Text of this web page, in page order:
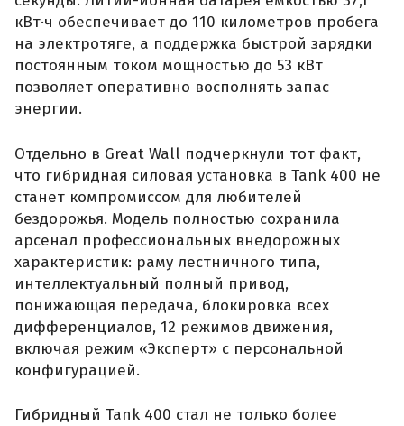
кВт·ч обеспечивает до 110 километров пробега
на электротяге, а поддержка быстрой зарядки
постоянным током мощностью до 53 кВт
позволяет оперативно восполнять запас
энергии.
Отдельно в Great Wall подчеркнули тот факт,
что гибридная силовая установка в Tank 400 не
станет компромиссом для любителей
бездорожья. Модель полностью сохранила
арсенал профессиональных внедорожных
характеристик: раму лестничного типа,
интеллектуальный полный привод,
понижающая передача, блокировка всех
дифференциалов, 12 режимов движения,
включая режим «Эксперт» с персональной
конфигурацией.
Гибридный Tank 400 стал не только более